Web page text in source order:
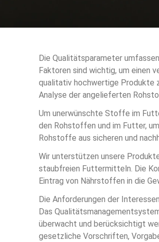
Die Qualitätsparameter
Faktoren sind wichtig, um einen
qualitativ hochwertige Produkte
Analyse der angelieferten
Um unerwünschte Stoffe im
den Rohstoffen und im Futter,
Rohstoffe aus sicheren und
Wir unterstützen unsere
staubfreien Futtermitteln. Die
Eintrag von Nährstoffen in die
Die Anforderungen der
Das
überwacht und berücksichtigt
gesetzliche Vorschriften,